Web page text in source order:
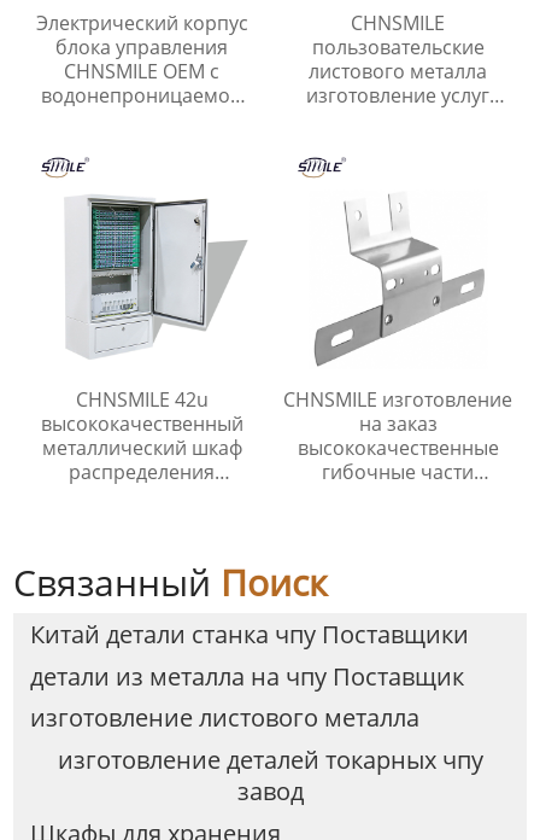
Электрический корпус
блока управления
CHNSMILE OEM с
водонепроницаемой
атмосферных
воздействий
CHNSMILE
пользовательские
листового металла
изготовление услуг
Китайские поставщики
CHNSMILE 42u
высококачественный
металлический шкаф
распределения
CHNSMILE изготовление
на заказ
высококачественные
гибочные части
Связанный Поиск
Китай детали станка чпу Поставщики
детали из металла на чпу Поставщик
изготовление листового металла
изготовление деталей токарных чпу
завод